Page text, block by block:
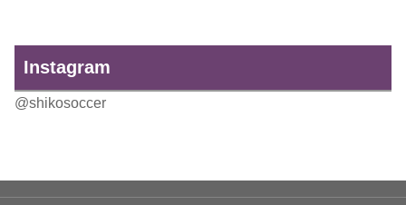
Instagram
@shikosoccer